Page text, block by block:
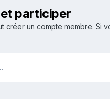
participer
créer un compte membre. Si